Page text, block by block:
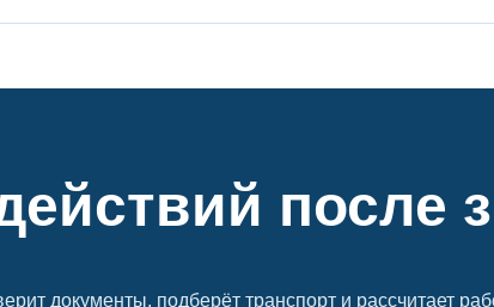
после
документы, подберёт транспорт и рассчитает